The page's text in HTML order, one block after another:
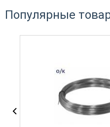
Популярные